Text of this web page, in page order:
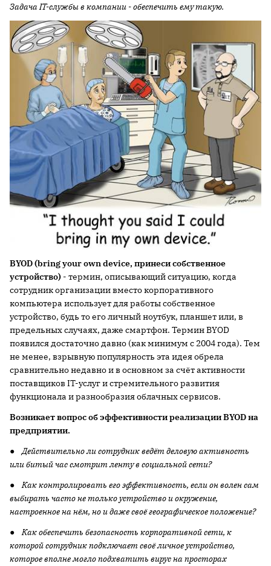
Задача IT-службы в компании - обеспечить ему такую.
BYOD (bring your own device, принеси собственное
устройство) - термин, описывающий ситуацию, когда
сотрудник организации вместо корпоративного
компьютера использует для работы собственное
устройство, будь то его личный ноутбук, планшет или, в
предельных случаях, даже смартфон. Термин BYOD
появился достаточно давно (как минимум с 2004 года). Тем
не менее, взрывную популярность эта идея обрела
сравнительно недавно и в основном за счёт активности
поставщиков IT-услуг и стремительного развития
функционала и разнообразия облачных сервисов.
Возникает вопрос об эффективности реализации BYOD на
предприятии.
●Действительно ли сотрудник ведёт деловую активность
или битый час смотрит ленту в социальной сети?
●Как контролировать его эффективность, если он волен сам
выбирать часто не только устройство и окружение,
настроенное на нём, но и даже своё географическое положение?
●Как обеспечить безопасность корпоративной сети, к
которой сотрудник подключает своё личное устройство,
которое вполне могло подхватить вирус на просторах